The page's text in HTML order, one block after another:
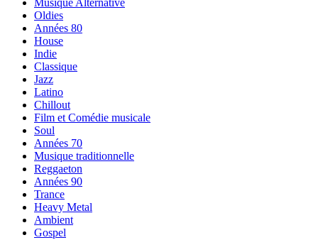
Musique Alternative
Oldies
Années 80
House
Indie
Classique
Jazz
Latino
Chillout
Film et Comédie musicale
Soul
Années 70
Musique traditionnelle
Reggaeton
Années 90
Trance
Heavy Metal
Ambient
Gospel